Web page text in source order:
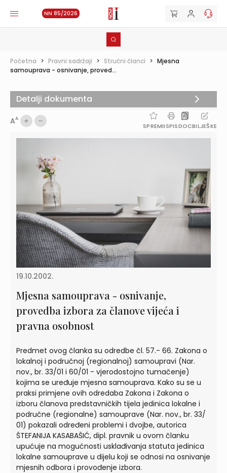
NN 85/2026
Početna > Pravni sadržaji > Stručni članci > Mjesna
samouprava - osnivanje, proved...
AA
SPREMIISPISDOCBILJEŠKE
19.10.2002.
Mjesna samouprava - osnivanje,
provedba izbora za članove vijeća i
pravna osobnost
Predmet ovog članka su odredbe čl. 57.- 66. Zakona o
lokalnoj i područnoj (regionalnoj) samoupravi (Nar.
nov., br. 33/01 i 60/01 - vjerodostojno tumačenje)
kojima se uređuje mjesna samouprava. Kako su se u
praksi primjene ovih odredaba Zakona i Zakona o
izboru članova predstavničkih tijela jedinica lokalne i
područne (regionalne) samouprave (Nar. nov., br. 33/
01) pokazali određeni problemi i dvojbe, autorica
ŠTEFANIJA KASABAŠIĆ, dipl. pravnik u ovom članku
upućuje na mogućnosti usklađivanja statuta jedinica
lokalne samouprave u dijelu koji se odnosi na osnivanje
mjesnih odbora i provođenje izbora.
Detalji dokumenta